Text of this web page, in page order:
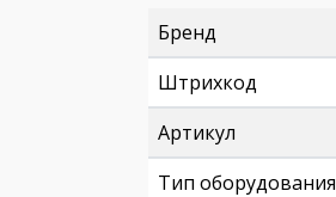
Бренд
Штрихкод
Артикул
Тип оборудования